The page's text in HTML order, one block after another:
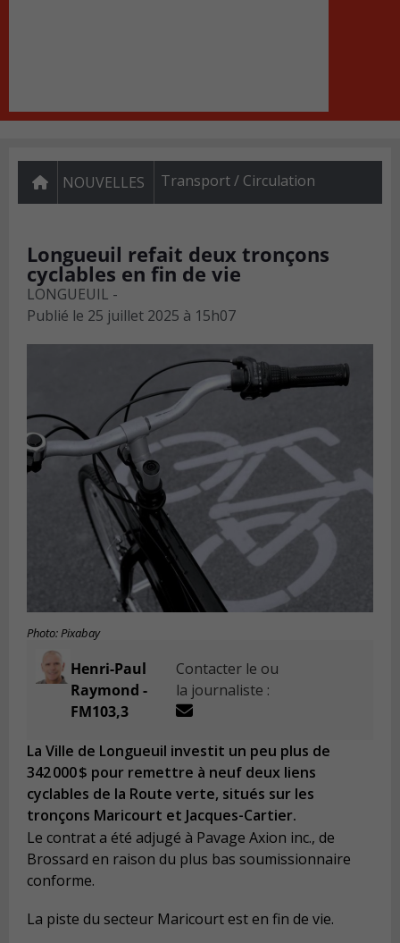
NOUVELLES Transport / Circulation
Longueuil refait deux tronçons
cyclables en fin de vie
LONGUEUIL -
Publié le 25 juillet 2025 à 15h07
Photo: Pixabay
Henri-Paul
Raymond -
FM103,3
Contacter le ou
la journaliste :
La Ville de Longueuil investit un peu plus de
342 000 $ pour remettre à neuf deux liens
cyclables de la Route verte, situés sur les
tronçons Maricourt et Jacques-Cartier.
Le contrat a été adjugé à Pavage Axion inc., de
Brossard en raison du plus bas soumissionnaire
conforme.
La piste du secteur Maricourt est en fin de vie.